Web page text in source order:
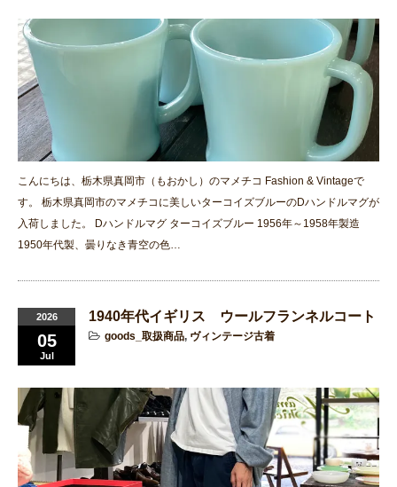
こんにちは、栃木県真岡市（もおかし）のマメチコ Fashion & Vintageで
す。 栃木県真岡市のマメチコに美しいターコイズブルーのDハンドルマグが
入荷しました。 Dハンドルマグ ターコイズブルー 1956年～1958年製造
1950年代製、曇りなき青空の色…
2026
05
Jul
1940年代イギリス ウールフランネルコート
goods_取扱商品, ヴィンテージ古着